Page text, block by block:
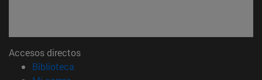
Accesos directos
Biblioteca